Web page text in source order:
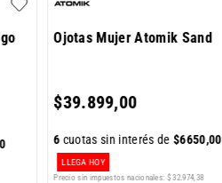
Ojotas Mujer Atomik Sand
$39.899,00
6cuotas sin interés de$6650,00
LLEGA HOY
Precio sin impuestos nacionales: $ 32 .974 38